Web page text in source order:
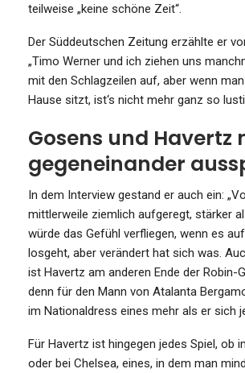
teilweise „keine schöne Zeit“.
Der Süddeutschen Zeitung erzählte er
„Timo Werner und ich ziehen uns
mit den Schlagzeilen auf, aber wenn
Hause sitzt, ist‘s nicht mehr ganz so
Gosens und Havertz
gegeneinander
In dem Interview gestand er auch ein:
mittlerweile ziemlich aufgeregt, stärker
würde das Gefühl verfliegen, wenn es
losgeht, aber verändert hat sich was.
ist Havertz am anderen Ende der Robin-
denn für den Mann von Atalanta
im Nationaldress eines mehr als er sich
Für Havertz ist hingegen jedes Spiel, ob
oder bei Chelsea, eines, in dem man